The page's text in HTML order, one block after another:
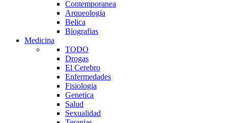
Contemporanea
Arqueologia
Belica
Biografias
Medicina
TODO
Drogas
El Cerebro
Enfermedades
Fisiologia
Genetica
Salud
Sexualidad